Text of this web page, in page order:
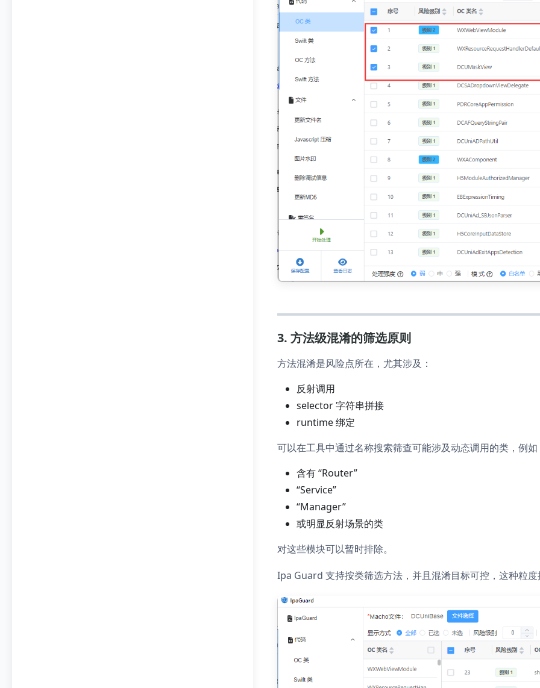
3. 方法级混淆的筛选原则
方法混淆是风险点所在，尤其涉及：
反射调用
selector 字符串拼接
runtime 绑定
可以在工具中通过名称搜索筛查可能涉及动态调用的类，例如
含有 “Router”
“Service”
“Manager”
或明显反射场景的类
对这些模块可以暂时排除。
Ipa Guard 支持按类筛选方法，并且混淆目标可控，这种粒